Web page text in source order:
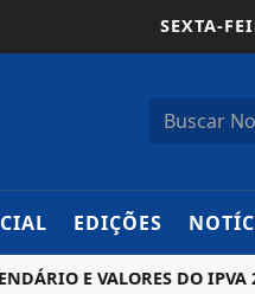
SEXTA-
EDIÇÕES
E VALORES DO IPVA